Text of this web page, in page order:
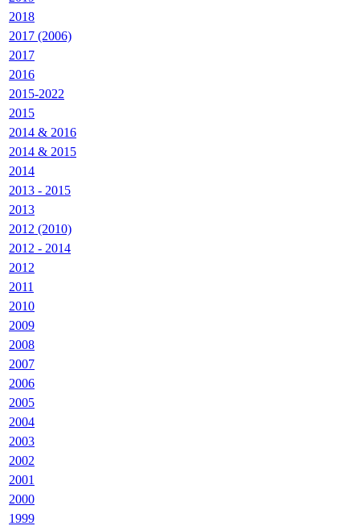
2018
2017 (2006)
2017
2016
2015-2022
2015
2014 & 2016
2014 & 2015
2014
2013 - 2015
2013
2012 (2010)
2012 - 2014
2012
2011
2010
2009
2008
2007
2006
2005
2004
2003
2002
2001
2000
1999